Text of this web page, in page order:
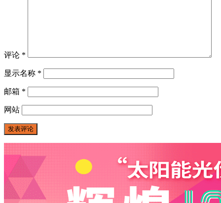
评论 *
显示名称 *
邮箱 *
网站